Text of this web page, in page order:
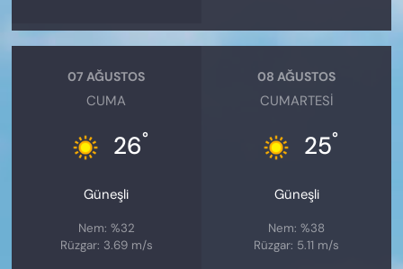
07 AĞUSTOS
CUMA
26°
Güneşli
Nem: %32
Rüzgar: 3.69 m/s
08 AĞUSTOS
CUMARTESI
25°
Güneşli
Nem: %38
Rüzgar: 5.11 m/s